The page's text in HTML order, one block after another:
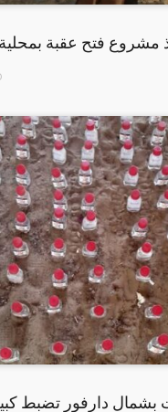
مشروع فتح عقبة بمحلية
بشمال دارفور تضبط